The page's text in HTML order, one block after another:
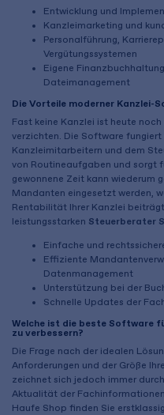
Entwicklung und
Kanzleimarketing und
Personalführung,
Vergütungssystemen
Eigene
Dateimanagement
Die Vorteile moderner Kanzlei-
Fast keine Kanzlei ist heute
verzichten. Die Software
Kanzleimitarbeitern und dem
von Routineaufgaben und sorgt
gewonnene Zeit kann wiederum
Mandanten eingesetzt werden,
Rentabilität Ihrer Kanzlei
leistungsstarken Steuerberater
Einfache und
Effiziente
Datenmanagement
Unterstützung bei der
Schnelle Updates der
Welche ist die beste Software
zu verbessern?
Die Frage nach der idealen
Anforderungen und der Größe
zeichnet sich jedoch immer
Aktualität der
Haufe Shop finden Sie